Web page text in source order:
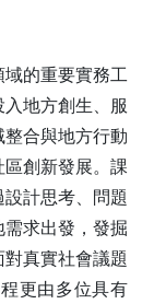
的重要實務工
地方創生、服
合與地方行動
創新發展。課
計思考、問題
求出發，發掘
真實社會議題
更由多位具有